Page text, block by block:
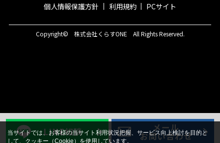
個人情報保護方針 利用規約 PCサイト
LINE相談 メール
お問い合わせ
Copyright© 株式会社くらすONE All Rights Reserved.
当サイトでは、お客様の当サイト利用状況把握、サービス向上検討を目的と
して、クッキー（Cookie）を使用しています。